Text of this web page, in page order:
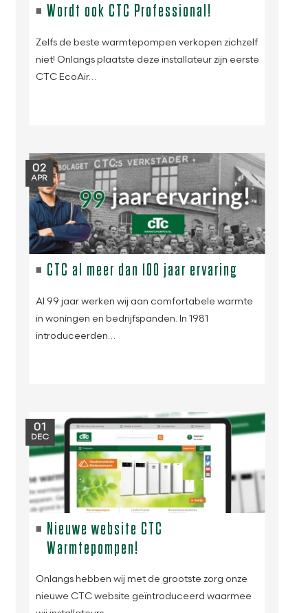
Wordt ook CTC Professional!
Zelfs de beste warmtepompen verkopen zichzelf
niet! Onlangs plaatste deze installateur zijn eerste
CTC EcoAir…
02
APR
CTC al meer dan 100 jaar ervaring
Al 99 jaar werken wij aan comfortabele warmte
in woningen en bedrijfspanden. In 1981
introduceerden…
01
DEC
Nieuwe website CTC
Warmtepompen!
Onlangs hebben wij met de grootste zorg onze
nieuwe CTC website geïntroduceerd waarmee